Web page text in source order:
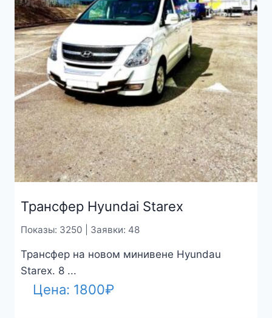
Трансфер Hyundai Starex
Показы: 3250 | Заявки: 48
Трансфер на новом минивене Hyundau
Starex. 8 ...
Цена: 1800₽